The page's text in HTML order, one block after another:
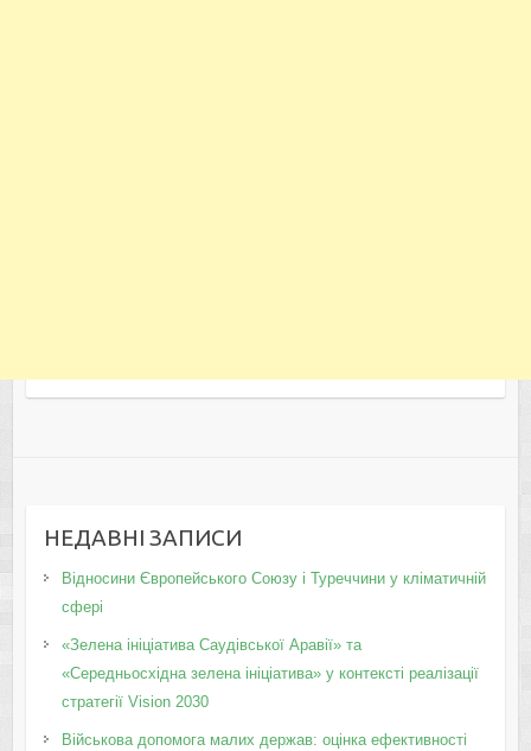
НЕДАВНІ ЗАПИСИ
Відносини Європейського Союзу і Туреччини у кліматичній
сфері
«Зелена ініціатива Саудівської Аравії» та
«Середньосхідна зелена ініціатива» у контексті реалізації
стратегії Vision 2030
Військова допомога малих держав: оцінка ефективності